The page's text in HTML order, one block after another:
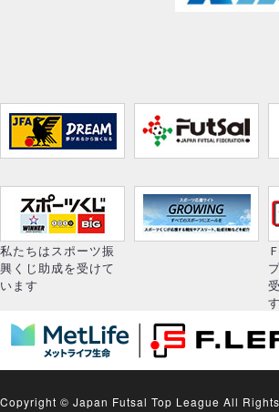
私たちはスポーツ振
興くじ助成を受けて
います
す
Copyright © Japan Futsal Top League All